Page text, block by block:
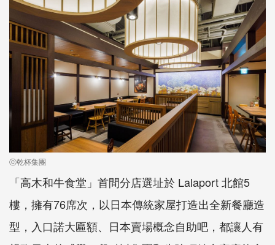
ⓒ乾杯集團
「高木和牛食堂」首間分店選址於 Lalaport 北館5
樓，擁有76席次，以日本傳統家屋打造出全新餐廳造
型，入口諾大匾額、日本賣場概念自助吧，都讓人有